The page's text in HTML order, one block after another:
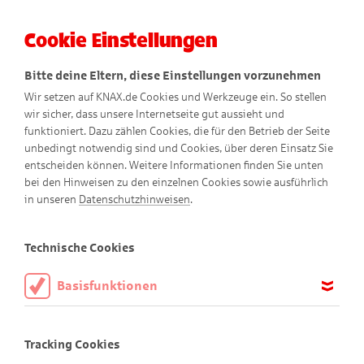
Coole Suchspiele
Viel Spaß beim Finden!
Bist du gut darin Sachen zu entdecken? Dann bist du hier
Cookie Einstellungen
Bitte deine Eltern, diese Einstellungen vorzunehmen
Wir setzen auf KNAX.de Cookies und Werkzeuge ein. So stellen
wir sicher, dass unsere Internetseite gut aussieht und
funktioniert. Dazu zählen Cookies, die für den Betrieb der Seite
unbedingt notwendig sind und Cookies, über deren Einsatz Sie
entscheiden können. Weitere Informationen finden Sie unten
bei den Hinweisen zu den einzelnen Cookies sowie ausführlich
in unseren Datenschutzhinweisen.
Technische Cookies
Basisfunktionen
aktiviert sein.
Tracking Cookies